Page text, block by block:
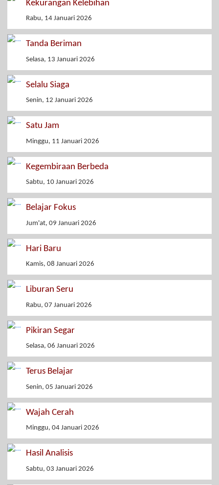
Kekurangan Kelebihan
Rabu, 14 Januari 2026
Tanda Beriman
Selasa, 13 Januari 2026
Selalu Siaga
Senin, 12 Januari 2026
Satu Jam
Minggu, 11 Januari 2026
Kegembiraan Berbeda
Sabtu, 10 Januari 2026
Belajar Fokus
Jum'at, 09 Januari 2026
Hari Baru
Kamis, 08 Januari 2026
Liburan Seru
Rabu, 07 Januari 2026
Pikiran Segar
Selasa, 06 Januari 2026
Terus Belajar
Senin, 05 Januari 2026
Wajah Cerah
Minggu, 04 Januari 2026
Hasil Analisis
Sabtu, 03 Januari 2026